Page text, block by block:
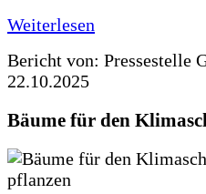
Weiterlesen
Bericht von: Pressestelle
22.10.2025
Bäume für den